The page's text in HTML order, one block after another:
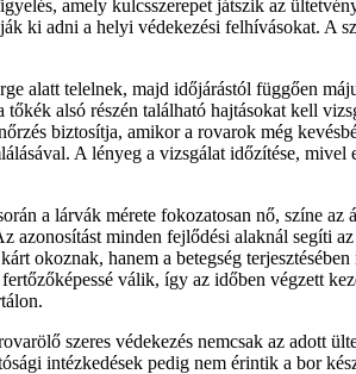
amely kulcsszerepet játszik az
ki adni a helyi védekezési felhívásokat. A
alatt telelnek, majd időjárástól függően
alsó részén található hajtásokat kell
biztosítja, amikor a rovarok még
A lényeg a vizsgálat időzítése,
a lárvák mérete fokozatosan nő, színe
azonosítást minden fejlődési alaknál
okoznak, hanem a betegség
válik, így az időben végzett
szeres védekezés nemcsak az adott
intézkedések pedig nem érintik a bor